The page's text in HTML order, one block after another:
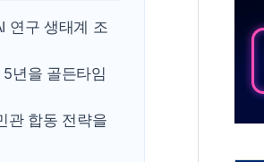
연구 생태계 조
년을 골든타임
관 합동 전략을